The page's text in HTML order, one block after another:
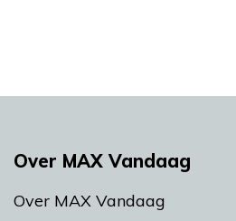
Over MAX Vandaag
Over MAX Vandaag